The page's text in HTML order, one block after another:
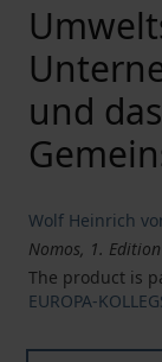
und
Wolf Heinrich
Nomos, 1.
The product is
EUROPA-